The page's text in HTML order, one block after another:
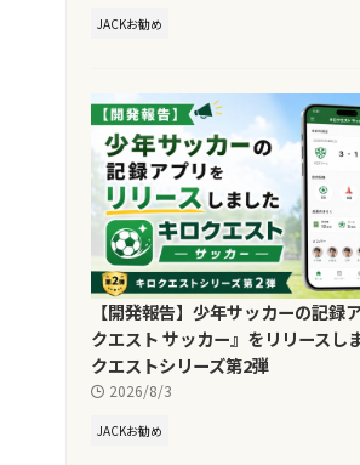
JACKお勧め
【開発報告】少年サッカーの記録
クエスト サッカー』をリリースし
クエストシリーズ第2弾
2026/8/3
JACKお勧め